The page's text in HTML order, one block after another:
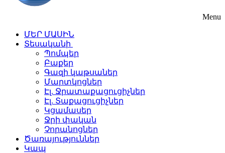
Menu
ՄԵՐ ՄԱՍԻՆ
Տեսականի
Պոմպեր
Բաքեր
Գազի կաթսաներ
Մարտկոցներ
Էլ. Ջրատաքացուցիչներ
Էլ. Տաքացուցիչներ
Կցամասեր
Ջրի փական
Չորանոցներ
Ծառայություններ
Կապ